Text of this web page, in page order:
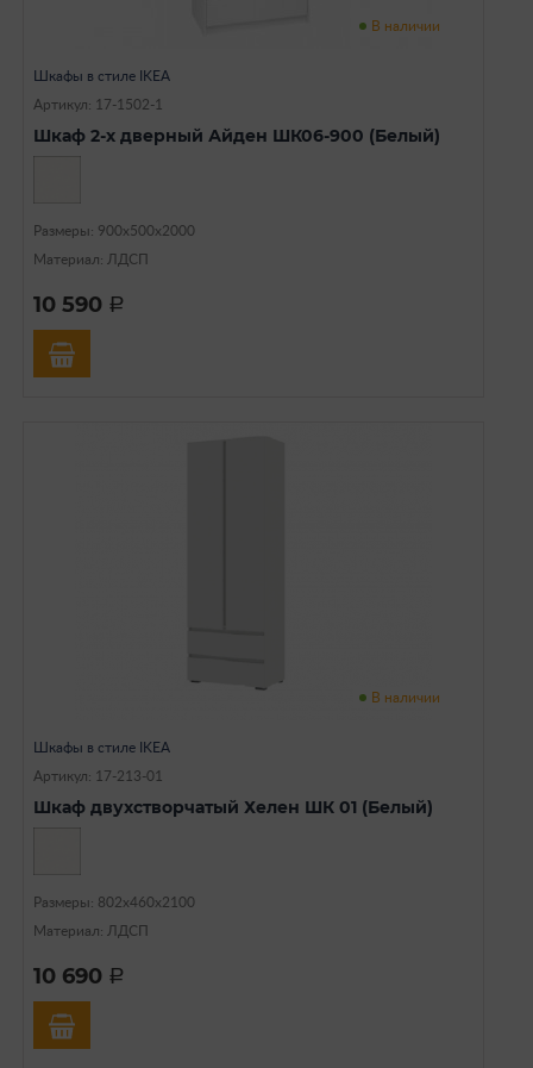
В наличии
Шкафы в стиле IKEA
Артикул: 17-1502-1
Шкаф 2-х дверный Айден ШК06-900 (Белый)
Размеры: 900х500х2000
Материал: ЛДСП
10 590 a
В наличии
Шкафы в стиле IKEA
Артикул: 17-213-01
Шкаф двухстворчатый Хелен ШК 01 (Белый)
Размеры: 802х460х2100
Материал: ЛДСП
10 690 a